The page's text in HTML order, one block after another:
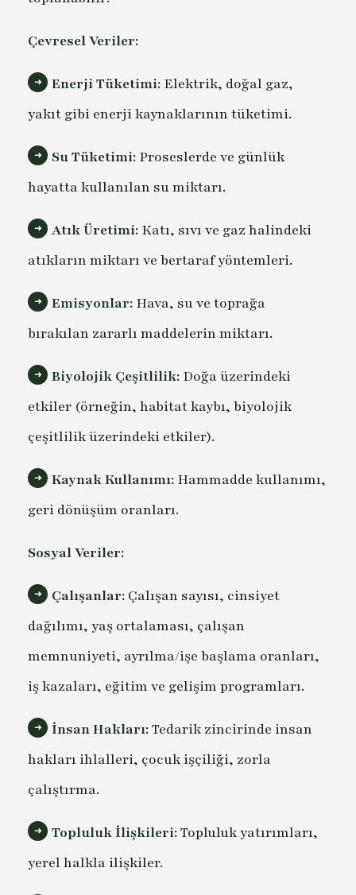
Çevresel Veriler:
Enerji Tüketimi: Elektrik, doğal gaz,
yakıt gibi enerji kaynaklarının tüketimi.
Su Tüketimi: Proseslerde ve günlük
hayatta kullanılan su miktarı.
Atık Üretimi: Katı, sıvı ve gaz halindeki
atıkların miktarı ve bertaraf yöntemleri.
Emisyonlar: Hava, su ve toprağa
bırakılan zararlı maddelerin miktarı.
Biyolojik Çeşitlilik: Doğa üzerindeki
etkiler (örneğin, habitat kaybı, biyolojik
çeşitlilik üzerindeki etkiler).
Kaynak Kullanımı: Hammadde kullanımı,
geri dönüşüm oranları.
Sosyal Veriler:
Çalışanlar: Çalışan sayısı, cinsiyet
dağılımı, yaş ortalaması, çalışan
memnuniyeti, ayrılma/işe başlama oranları,
iş kazaları, eğitim ve gelişim programları.
İnsan Hakları:Tedarik zincirinde insan
hakları ihlalleri, çocuk işçiliği, zorla
çalıştırma.
Topluluk İlişkileri:Topluluk yatırımları,
yerel halkla ilişkiler.